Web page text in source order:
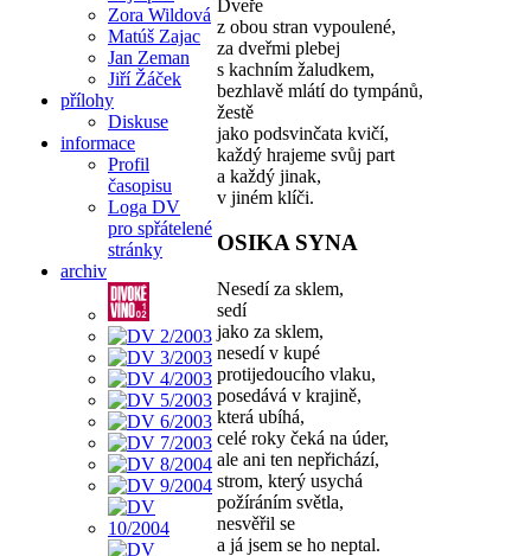
Zora Wildová
Matúš Zajac
Jan Zeman
Jiří Žáček
přílohy
Diskuse
informace
Profil
časopisu
Loga DV
pro spřátelené
stránky
archiv
Dveře
z obou stran vypoulené,
za dveřmi plebej
s kachním žaludkem,
bezhlavě mlátí do tympánů,
žestě
jako podsvinčata kvičí,
každý hrajeme svůj part
a každý jinak,
v jiném klíči.
OSIKA SYNA
Nesedí za sklem,
sedí
jako za sklem,
nesedí v kupé
protijedoucího vlaku,
posedává v krajině,
která ubíhá,
celé roky čeká na úder,
ale ani ten nepřichází,
strom, který usychá
požíráním světla,
nesvěřil se
a já jsem se ho neptal.